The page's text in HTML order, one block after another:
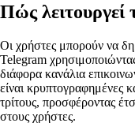
Πώς
Οι χρήστες μπορούν να
Telegram
διάφορα κανάλια
είναι κρυπτογραφημένες
τρίτους, προσφέροντας
στους χρήστες.